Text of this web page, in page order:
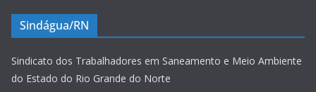
Sindágua/RN
Sindicato dos Trabalhadores em Saneamento e Meio Ambiente
do Estado do Rio Grande do Norte